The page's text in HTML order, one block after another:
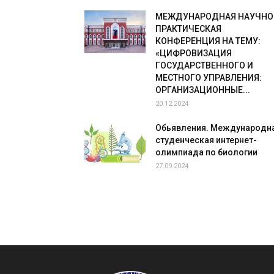
МЕЖДУНАРОДНАЯ
ПРАКТИЧЕСКАЯ
КОНФЕРЕНЦИЯ НА ТЕМУ:
«ЦИФРОВИЗАЦИЯ
ГОСУДАРСТВЕННОГО И
МЕСТНОГО УПРАВЛЕНИЯ:
ОРГАНИЗАЦИОННЫЕ...
20.12.2024
Обьявления.
студенческая интернет-
олимпиада по биологии
27.09.2024